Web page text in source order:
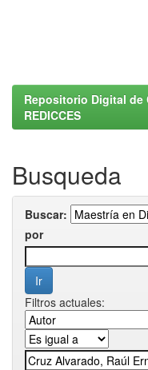
Repositorio Digital de
REDICCES
Busqueda
Buscar:
por
Filtros actuales: